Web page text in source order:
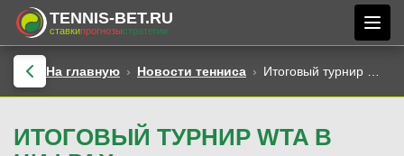
TENNIS-BET.RU
ставкипрогнозыстратегии
На главную Новости тенниса Итоговый турнир WTA в цифрах
ИТОГОВЫЙ ТУРНИР WTA В